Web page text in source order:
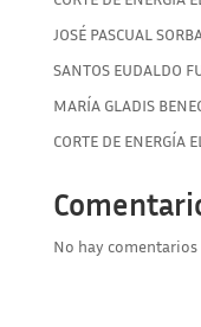
JOSÉ PASCUAL
SANTOS EUDALDO
MARÍA GLADIS
CORTE DE ENERGÍA
No hay comentarios